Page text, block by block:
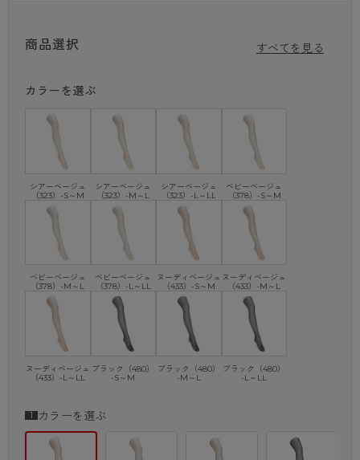
熱がこもりやすいパンティ部が無いからムレにくく快適。
商品特徴②
ストッキング着用後にショーツを上からはくと、お手洗いの時もショ
ーツだけの着脱でラクチン。
面倒なストッキングの引き上げ動作が無いから利便性も秀逸。
商品特徴③
簡単に取り出せるワンハンドパッケージ
過剰包装をなくし、サステナブルかつ、開封しやすい紙パッケージを
採用。
従来より簡単にストッキングを取り出せて、忙しい朝は時短につなが
・ヌードトウ
・足型セット加工
・静電気防止加工
・抗菌防臭加工
・パンティ部レス
・ワンハンドパッケージ
・DCY交編
商品選択 すべてを見る
カラーを選ぶ
シアーベージュ
（323）-S～M
シアーベージュ
（323）-M～L
シアーベージュ
（323）-L～LL
ベビーベージュ
（378）-S～M
ベビーベージュ
（378）-M～L
ベビーベージュ
（378）-L～LL
ヌーディベージュ
（433）-S～M
ヌーディベージュ
（433）-M～L
ヌーディベージュ
（433）-L～LL
ブラック（480）
-S～M
ブラック（480）
-M～L
ブラック（480）
-L～LL
カラーを選ぶ